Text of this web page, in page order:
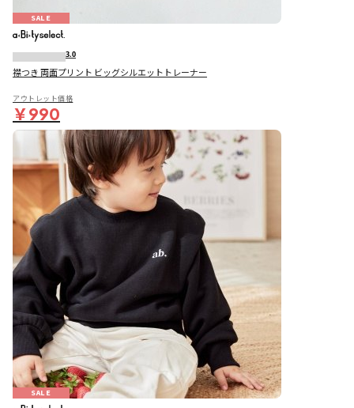
SALE
3.0
襟つき 両面プリント ビッグシルエットトレーナー
アウトレット価格
￥990
SALE